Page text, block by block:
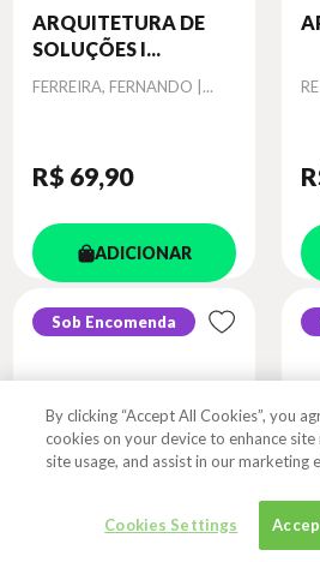
ARQUITETURA DE
SOLUÇÕES I...
Autor
FERREIRA, FERNANDO |...
R$ 69,90
ADICIONAR
Sob Encomenda
By clicking “Accept All Cookies”, you
cookies on your device to enhance
site usage, and assist in our marketing
Cookies Settings